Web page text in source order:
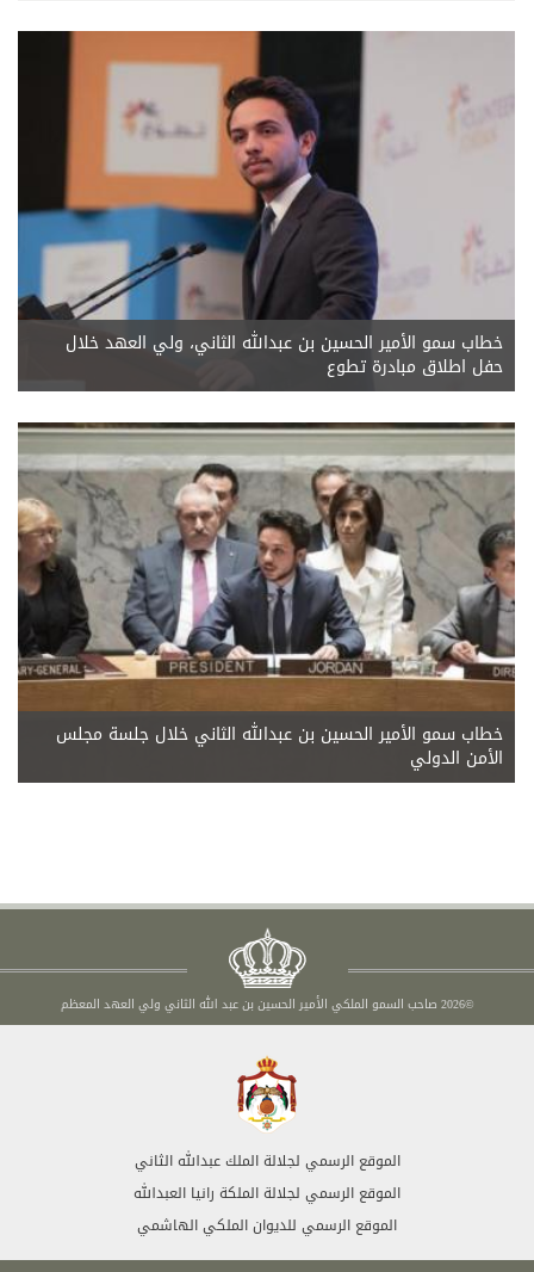
خطاب سمو الأمير الحسين بن عبدالله الثاني، ولي العهد خلال
حفل اطلاق مبادرة تطوع
خطاب سمو الأمير الحسين بن عبدالله الثاني خلال جلسة مجلس
الأمن الدولي
©2026 صاحب السمو الملكي الأمير الحسين بن عبد الله الثاني ولي العهد المعظم
الموقع الرسمي لجلالة الملك عبدالله الثاني
الموقع الرسمي لجلالة الملكة رانيا العبدالله
الموقع الرسمي للديوان الملكي الهاشمي